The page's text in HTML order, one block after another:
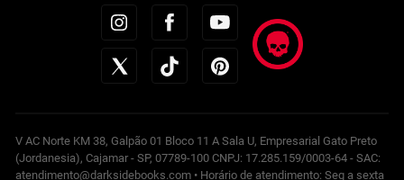
V AC Norte KM 38, Galpão 01 Bloco 11 A Sala U, Empresarial Gato Preto
(Jordanesia), Cajamar - SP, 07789-100 CNPJ: 17.285.159/0003-64 - SAC:
atendimento@darksidebooks.com • Horário de atendimento: Seg a sexta